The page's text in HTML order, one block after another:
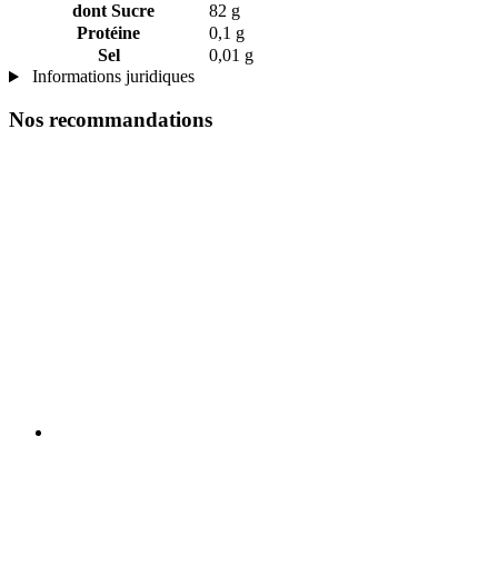
dont Sucre
82 g
Protéine
0,1 g
Sel
0,01 g
Informations juridiques
Nos recommandations